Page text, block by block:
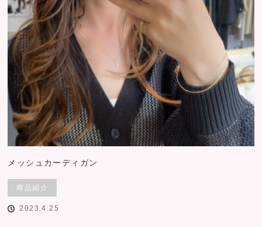
メッシュカーディガン
商品紹介
2023.4.25